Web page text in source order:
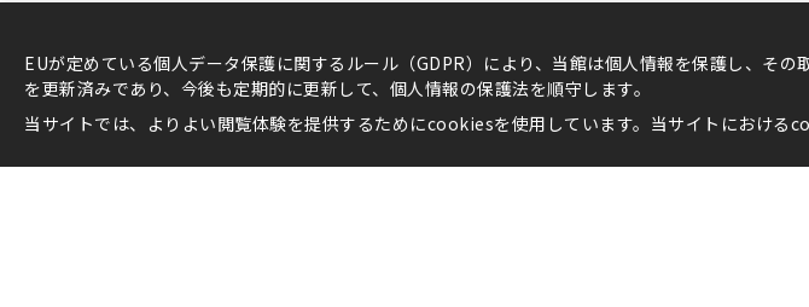
EUが定めている個人データ保護に関するルール（GDPR）により、当館は個人情報を保護し、そ
を更新済みであり、今後も定期的に更新して、個人情報の保護法を順守します。
当サイトでは、よりよい閲覧体験を提供するためにcookiesを使用しています。当サイトにおける